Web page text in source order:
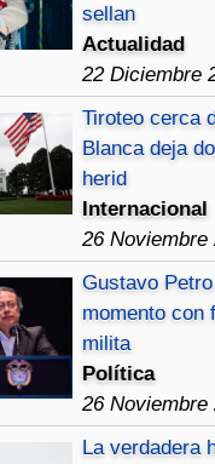
sellan
Actualidad
22 Diciembre
Tiroteo cerca
Blanca deja
herid
Internacional
26 Noviembre
Gustavo
momento con
milita
Política
26 Noviembre
La verdadera